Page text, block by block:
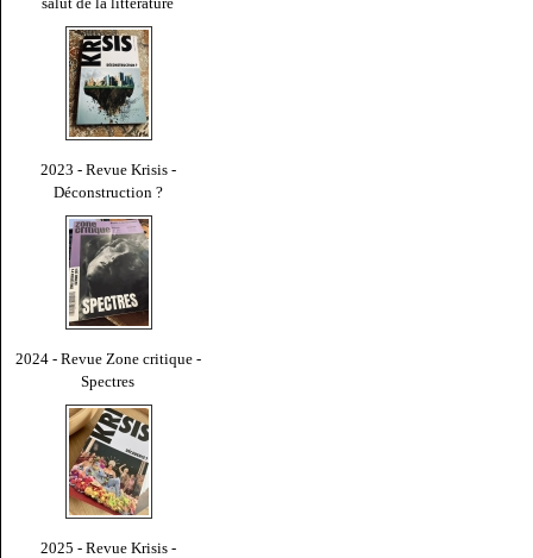
2023 - Revue Krisis -
Déconstruction ?
2024 - Revue Zone critique -
Spectres
2025 - Revue Krisis -